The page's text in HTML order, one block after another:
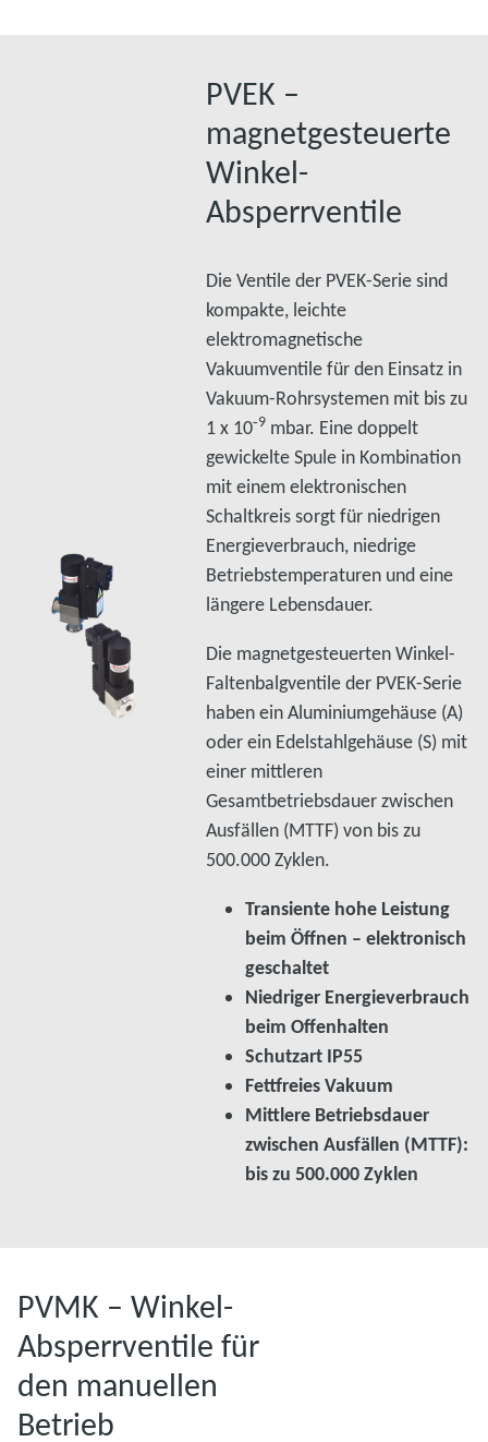
PVEK –
magnetgesteuerte
Winkel-
Absperrventile
Die Ventile der PVEK-Serie sind
kompakte, leichte
elektromagnetische
Vakuumventile für den Einsatz in
Vakuum-Rohrsystemen mit bis zu
1 x 10‑9 mbar. Eine doppelt
gewickelte Spule in Kombination
mit einem elektronischen
Schaltkreis sorgt für niedrigen
Energieverbrauch, niedrige
Betriebstemperaturen und eine
längere Lebensdauer.
Die magnetgesteuerten Winkel-
Faltenbalgventile der PVEK-Serie
haben ein Aluminiumgehäuse (A)
oder ein Edelstahlgehäuse (S) mit
einer mittleren
Gesamtbetriebsdauer zwischen
Ausfällen (MTTF) von bis zu
500.000 Zyklen.
Transiente hohe Leistung
beim Öffnen – elektronisch
geschaltet
Niedriger Energieverbrauch
beim Offenhalten
Schutzart IP55
Fettfreies Vakuum
Mittlere Betriebsdauer
zwischen Ausfällen (MTTF):
bis zu 500.000 Zyklen
PVMK – Winkel-
Absperrventile für
den manuellen
Betrieb